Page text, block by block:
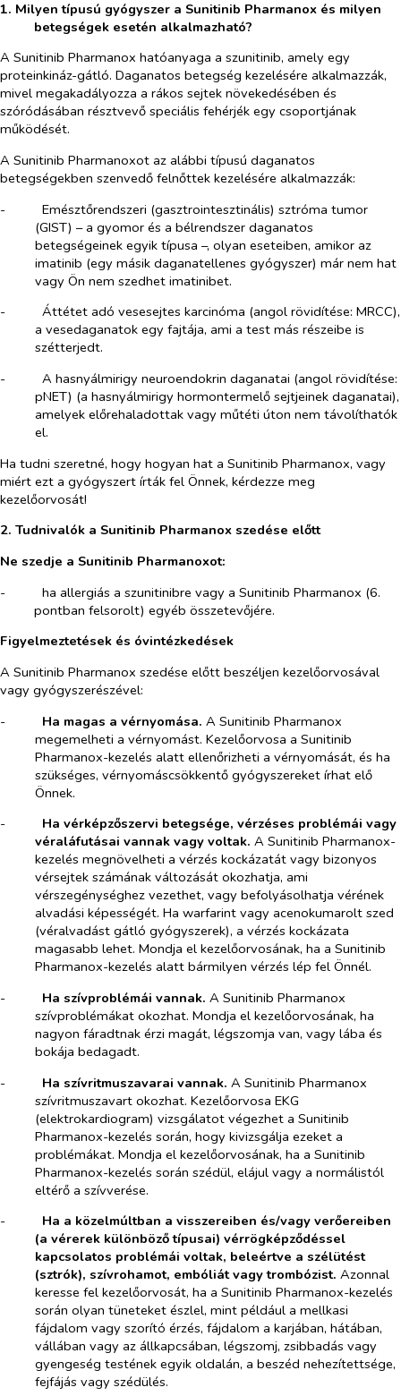
1. Milyen típusú gyógyszer a Sunitinib Pharmanox és milyen
betegségek esetén alkalmazható?
A Sunitinib Pharmanox hatóanyaga a szunitinib, amely egy
proteinkináz-gátló. Daganatos betegség kezelésére alkalmazzák,
mivel megakadályozza a rákos sejtek növekedésében és
szóródásában résztvevő speciális fehérjék egy csoportjának
működését.
A Sunitinib Pharmanoxot az alábbi típusú daganatos
betegségekben szenvedő felnőttek kezelésére alkalmazzák:
-​
Emésztőrendszeri (gasztrointesztinális) sztróma tumor
(GIST) – a gyomor és a bélrendszer daganatos
betegségeinek egyik típusa –, olyan eseteiben, amikor az
imatinib (egy másik daganatellenes gyógyszer) már nem hat
vagy Ön nem szedhet imatinibet.
-​
Áttétet adó vesesejtes karcinóma (angol rövidítése: MRCC),
a vesedaganatok egy fajtája, ami a test más részeibe is
szétterjedt.
-​
A hasnyálmirigy neuroendokrin daganatai (angol rövidítése:
pNET) (a hasnyálmirigy hormontermelő sejtjeinek daganatai),
amelyek előrehaladottak vagy műtéti úton nem távolíthatók
el.
Ha tudni szeretné, hogy hogyan hat a Sunitinib Pharmanox, vagy
miért ezt a gyógyszert írták fel Önnek, kérdezze meg
kezelőorvosát!
2. Tudnivalók a Sunitinib Pharmanox szedése előtt
Ne szedje a Sunitinib Pharmanoxot:
-​
ha allergiás a szunitinibre vagy a Sunitinib Pharmanox (6.
pontban felsorolt) egyéb összetevőjére.
Figyelmeztetések és óvintézkedések
A Sunitinib Pharmanox szedése előtt beszéljen kezelőorvosával
vagy gyógyszerészével:
-​
Ha magas a vérnyomása. A Sunitinib Pharmanox
megemelheti a vérnyomást. Kezelőorvosa a Sunitinib
Pharmanox-kezelés alatt ellenőrizheti a vérnyomását, és ha
szükséges, vérnyomáscsökkentő gyógyszereket írhat elő
Önnek.
-​
Ha vérképzőszervi betegsége, vérzéses problémái vagy
véraláfutásai vannak vagy voltak. A Sunitinib Pharmanox-
kezelés megnövelheti a vérzés kockázatát vagy bizonyos
vérsejtek számának változását okozhatja, ami
vérszegénységhez vezethet, vagy befolyásolhatja vérének
alvadási képességét. Ha warfarint vagy acenokumarolt szed
(véralvadást gátló gyógyszerek), a vérzés kockázata
magasabb lehet. Mondja el kezelőorvosának, ha a Sunitinib
Pharmanox-kezelés alatt bármilyen vérzés lép fel Önnél.
-​
Ha szívproblémái vannak. A Sunitinib Pharmanox
szívproblémákat okozhat. Mondja el kezelőorvosának, ha
nagyon fáradtnak érzi magát, légszomja van, vagy lába és
bokája bedagadt.
-​
Ha szívritmuszavarai vannak. A Sunitinib Pharmanox
szívritmuszavart okozhat. Kezelőorvosa EKG
(elektrokardiogram) vizsgálatot végezhet a Sunitinib
Pharmanox-kezelés során, hogy kivizsgálja ezeket a
problémákat. Mondja el kezelőorvosának, ha a Sunitinib
Pharmanox-kezelés során szédül, elájul vagy a normálistól
eltérő a szívverése.
-​
Ha a közelmúltban a visszereiben és/vagy verőereiben
(a vérerek különböző típusai) vérrögképződéssel
kapcsolatos problémái voltak, beleértve a szélütést
(sztrók), szívrohamot, embóliát vagy trombózist. Azonnal
keresse fel kezelőorvosát, ha a Sunitinib Pharmanox-kezelés
során olyan tüneteket észlel, mint például a mellkasi
fájdalom vagy szorító érzés, fájdalom a karjában, hátában,
vállában vagy az állkapcsában, légszomj, zsibbadás vagy
gyengeség testének egyik oldalán, a beszéd nehezítettsége,
fejfájás vagy szédülés.